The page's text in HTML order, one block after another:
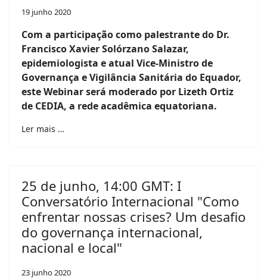
19 junho 2020
Com a participação como palestrante do Dr.
Francisco Xavier Solórzano Salazar,
epidemiologista e atual Vice-Ministro de
Governança e Vigilância Sanitária do Equador,
este Webinar será moderado por Lizeth Ortiz
de CEDIA, a rede acadêmica equatoriana.
Ler mais …
25 de junho, 14:00 GMT: I
Conversatório Internacional "Como
enfrentar nossas crises? Um desafio
do governança internacional,
nacional e local"
23 junho 2020